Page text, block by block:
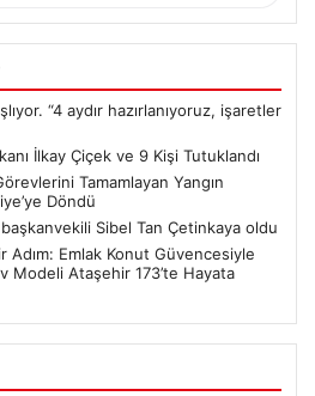
“4 aydır hazırlanıyoruz, işaretler
İlkay Çiçek ve 9 Kişi Tutuklandı
Tamamlayan Yangın
Döndü
Sibel Tan Çetinkaya oldu
Adım: Emlak Konut Güvencesiyle
Modeli Ataşehir 173’te Hayata